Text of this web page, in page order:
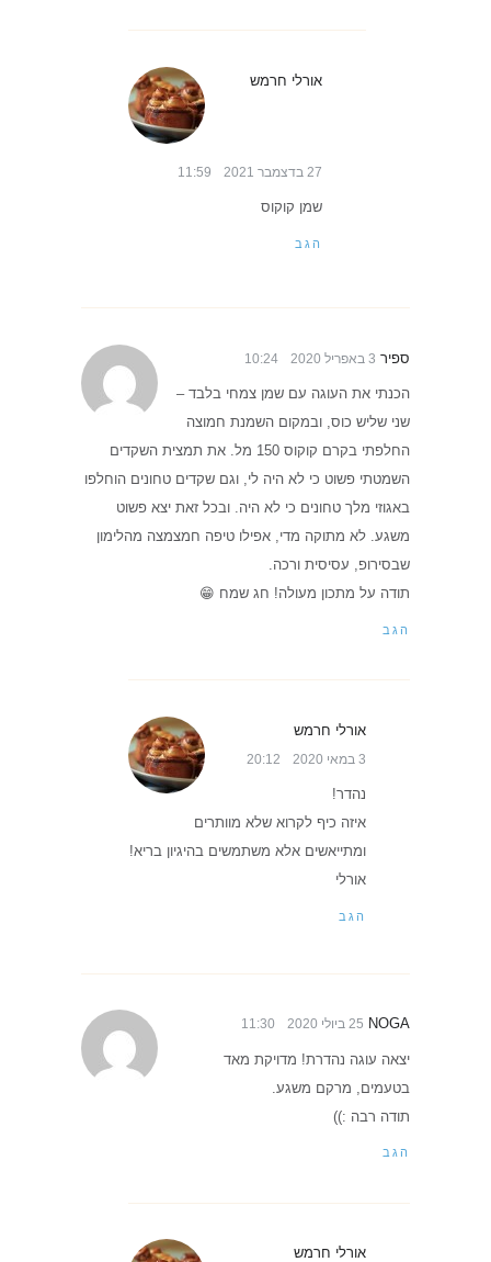
אורלי חרמש
27 בדצמבר 2021 11:59
שמן קוקוס
הגב
ספיר 3 באפריל 2020 10:24
הכנתי את העוגה עם שמן צמחי בלבד –
שני שליש כוס, ובמקום השמנת חמוצה
החלפתי בקרם קוקוס 150 מל. את תמצית השקדים
השמטתי פשוט כי לא היה לי, וגם שקדים טחונים הוחלפו
באגוזי מלך טחונים כי לא היה. ובכל זאת יצא פשוט
משגע. לא מתוקה מדי, אפילו טיפה חמצמצה מהלימון
שבסירופ, עסיסית ורכה.
תודה על מתכון מעולה! חג שמח 😁
הגב
אורלי חרמש
3 במאי 2020 20:12
נהדר!
איזה כיף לקרוא שלא מוותרים
ומתייאשים אלא משתמשים בהיגיון בריא!
אורלי
הגב
NOGA 25 ביולי 2020 11:30
יצאה עוגה נהדרת! מדויקת מאד
בטעמים, מרקם משגע.
תודה רבה :))
הגב
אורלי חרמש